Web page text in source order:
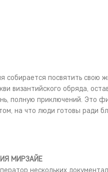
собирается посвятить свою
византийского обряда,
полную приключений. Это
на что люди готовы ради
МИРЗАЙЕ
нескольких